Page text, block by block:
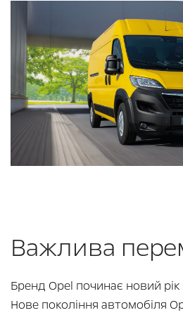
Важлива
Бренд Opel починає новий
Нове покоління автомобіля